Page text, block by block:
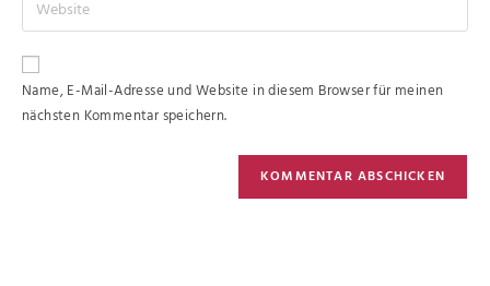
Name, E-Mail-Adresse und Website in diesem Browser für meinen
nächsten Kommentar speichern.